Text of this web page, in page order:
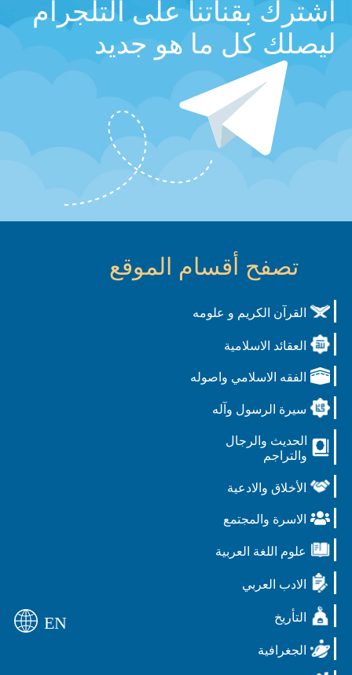
اشترك بقناتنا على التلجرام
ليصلك كل ما هو جديد
تصفح أقسام الموقع
القرآن الكريم و علومه
العقائد الاسلامية
الفقه الاسلامي واصوله
سيرة الرسول وآله
الحديث والرجال
والتراجم
الأخلاق والادعية
الاسرة والمجتمع
علوم اللغة العربية
الادب العربي
التأريخ
الجغرافية
EN